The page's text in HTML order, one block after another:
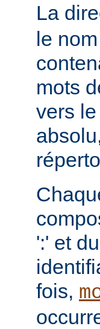
La
le
mots
vers
':' et
fois,